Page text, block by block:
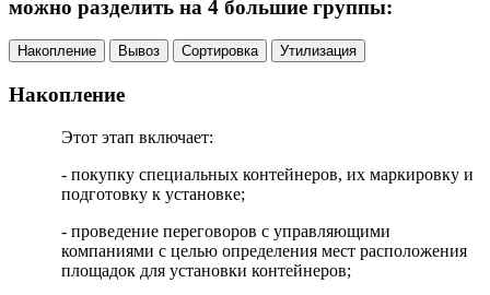
можно разделить на 4 большие группы:
Накопление Вывоз Сортировка Утилизация
Накопление
Этот этап включает:
- покупку специальных контейнеров, их маркировку и
подготовку к установке;
- проведение переговоров с управляющими
компаниями с целью определения мест расположения
площадок для установки контейнеров;